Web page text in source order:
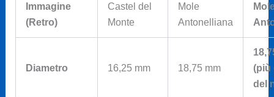
Immagine
(Retro)
Castel del
Monte
Mole
Antonelliana
Diametro 16,25 mm 18,75 mm
(più
del